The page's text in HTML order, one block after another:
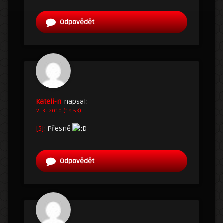
Odpovědět
Kateli-n napsal:
2. 3. 2010 (19:53)
[5]: Přesně
Odpovědět